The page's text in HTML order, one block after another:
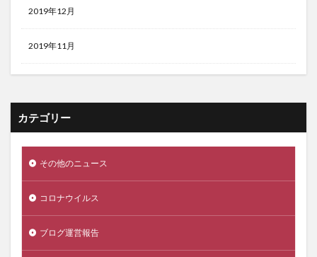
2019年12月
2019年11月
カテゴリー
その他のニュース
コロナウイルス
ブログ運営報告